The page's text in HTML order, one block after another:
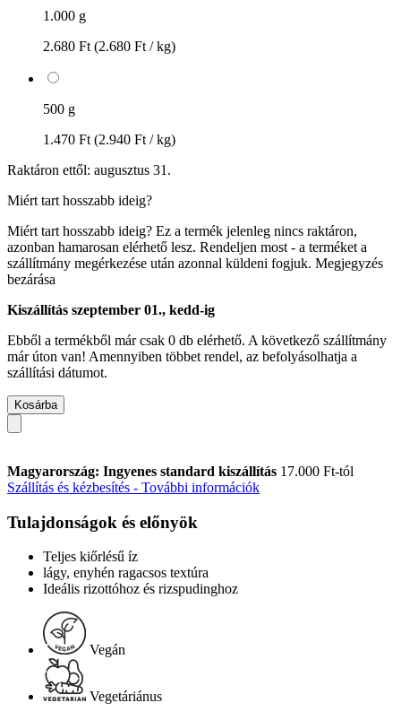
1.000 g
2.680 Ft (2.680 Ft / kg)
500 g
1.470 Ft (2.940 Ft / kg)
Raktáron ettől: augusztus 31.
Miért tart hosszabb ideig?
Miért tart hosszabb ideig? Ez a termék jelenleg nincs raktáron,
azonban hamarosan elérhető lesz. Rendeljen most - a terméket a
szállítmány megérkezése után azonnal küldeni fogjuk. Megjegyzés
bezárása
Kiszállítás szeptember 01., kedd-ig
Ebből a termékből már csak 0 db elérhető. A következő szállítmány
már úton van! Amennyiben többet rendel, az befolyásolhatja a
szállítási dátumot.
Kosárba
Magyarország: Ingyenes standard kiszállítás 17.000 Ft-tól
Szállítás és kézbesítés - További információk
Tulajdonságok és előnyök
Teljes kiőrlésű íz
lágy, enyhén ragacsos textúra
Ideális rizottóhoz és rizspudinghoz
Vegán
Vegetáriánus